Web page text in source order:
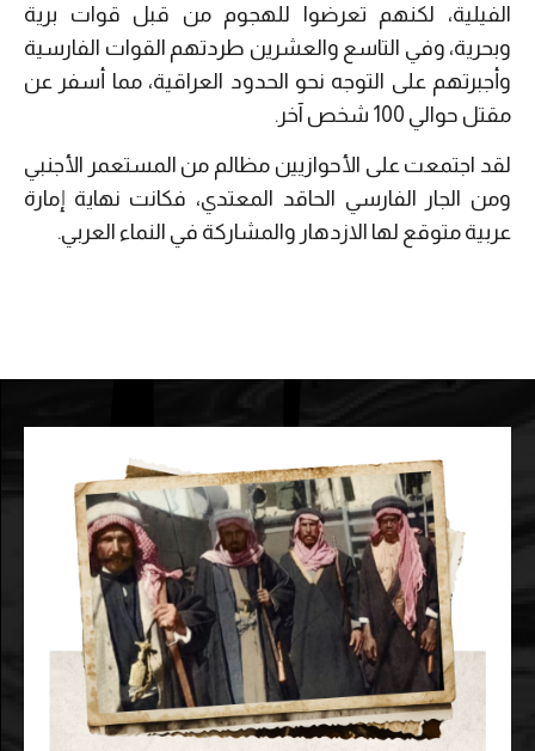
الفيلية، لكنهم تعرضوا للهجوم من قبل قوات برية
وبحرية، وفي التاسع والعشرين طردتهم القوات الفارسية
وأجبرتهم على التوجه نحو الحدود العراقية، مما أسفر عن
مقتل حوالي 100 شخص آخر.
لقد اجتمعت على الأحوازيين مظالم من المستعمر الأجنبي
ومن الجار الفارسي الحاقد المعتدي، فكانت نهاية إمارة
عربية متوقع لها الازدهار والمشاركة في النماء العربي.